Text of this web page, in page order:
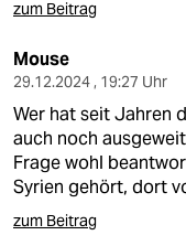
zum Beitrag
Mouse
29.12.2024 , 19:27 Uhr
Wer hat seit Jahren
auch noch
Frage wohl
Syrien gehört, dort
zum Beitrag